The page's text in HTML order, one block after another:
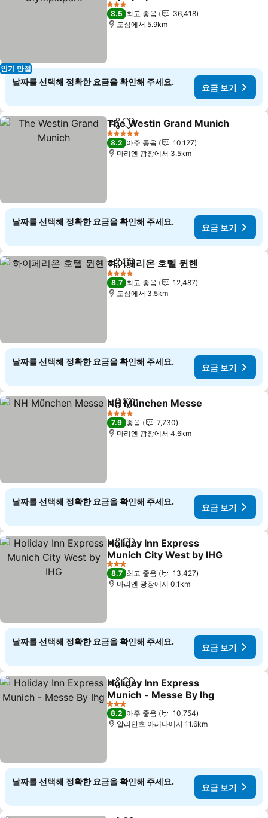
인기 만점
3 성급
8.5 최고 좋음
36,418
도심에서 5.9km
날짜를 선택해 정확한 요금을 확인해 주세요.
요금 보기
공유 즐겨찾기에 추가
The Westin Grand Munich
5 성급
8.2 아주 좋음
10,127
마리엔 광장에서 3.5km
날짜를 선택해 정확한 요금을 확인해 주세요.
요금 보기
공유 즐겨찾기에 추가
하이페리온 호텔 뮌헨
4 성급
8.7 최고 좋음
12,487
도심에서 3.5km
날짜를 선택해 정확한 요금을 확인해 주세요.
요금 보기
공유 즐겨찾기에 추가
NH München Messe
4 성급
7.9 좋음
7,730
마리엔 광장에서 4.6km
날짜를 선택해 정확한 요금을 확인해 주세요.
요금 보기
공유 즐겨찾기에 추가
Holiday Inn Express
Munich City West by IHG
3 성급
8.7 최고 좋음
13,427
마리엔 광장에서 0.1km
날짜를 선택해 정확한 요금을 확인해 주세요.
요금 보기
공유 즐겨찾기에 추가
Holiday Inn Express
Munich - Messe By Ihg
3 성급
8.2 아주 좋음
10,754
알리안츠 아레나에서 11.6km
날짜를 선택해 정확한 요금을 확인해 주세요.
요금 보기